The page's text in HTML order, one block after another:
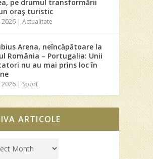
pe drumul transformării
oraş turistic
2026 |Actualitate
Arena, neîncăpătoare la
România – Portugalia: Unii
nu au mai prins loc în
2026 | Sport
ARTICOLE